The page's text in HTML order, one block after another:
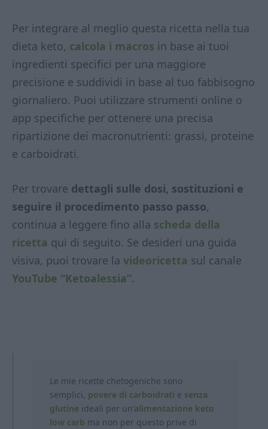
Per integrare al meglio questa ricetta nella tua
dieta keto, calcola i macros in base ai tuoi
ingredienti specifici per una maggiore
precisione e suddividi in base al tuo fabbisogno
giornaliero. Puoi utilizzare strumenti online o
app specifiche per ottenere una precisa
ripartizione dei macronutrienti: grassi, proteine
e carboidrati.
Per trovare dettagli sulle dosi, sostituzioni e
seguire il procedimento passo passo,
continua a leggere fino alla scheda della
ricetta qui di seguito. Se desideri una guida
visiva, puoi trovare la videoricetta sul canale
YouTube “Ketoalessia”.
Le mie ricette chetogeniche sono
semplici, povere di carboidrati e senza
glutine ideali per un’alimentazione keto
low carb ma non per questo prive di